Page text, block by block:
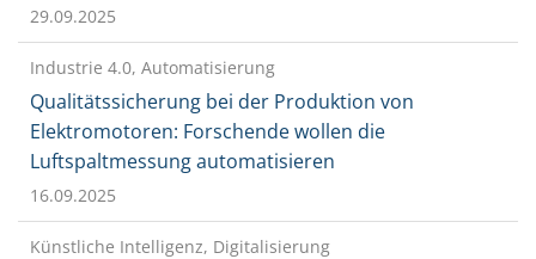
29.09.2025
Industrie 4.0, Automatisierung
Qualitätssicherung bei der Produktion von
Elektromotoren: Forschende wollen die
Luftspaltmessung automatisieren
16.09.2025
Künstliche Intelligenz, Digitalisierung